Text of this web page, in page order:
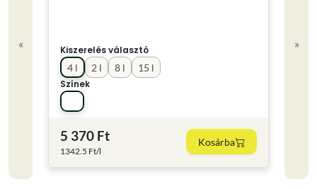
«
Kiszerelés választó
2 l
4 l 8 l
15 l
Színek
5 370 Ft
1342.5 Ft/l
Kosárba
»